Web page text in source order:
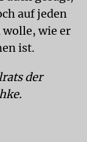
auf jeden
wolle, wie er
ist.
der